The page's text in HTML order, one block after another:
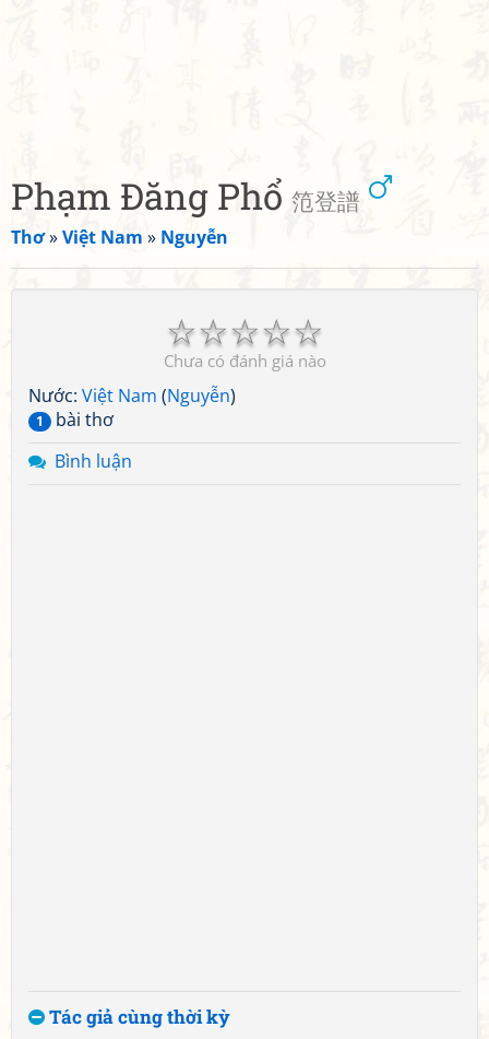
Phạm Đăng Phổ 笵登譜
Thơ»Việt Nam » Nguyễn
☆
☆
☆
☆
☆
Chưa có đánh giá nào
Nước: Việt Nam (Nguyễn)
1
bài thơ
Bình luận
Tác giả cùng thời kỳ